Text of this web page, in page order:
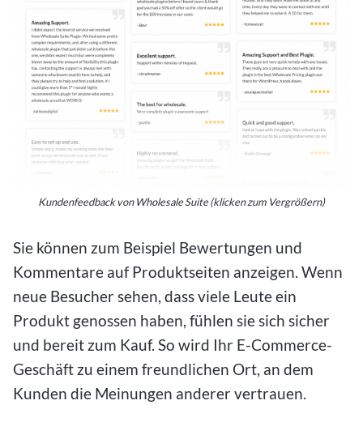
Kundenfeedback von Wholesale Suite (klicken zum Vergrößern)
Sie können zum Beispiel Bewertungen und
Kommentare auf Produktseiten anzeigen. Wenn
neue Besucher sehen, dass viele Leute ein
Produkt genossen haben, fühlen sie sich sicher
und bereit zum Kauf. So wird Ihr E-Commerce-
Geschäft zu einem freundlichen Ort, an dem
Kunden die Meinungen anderer vertrauen.